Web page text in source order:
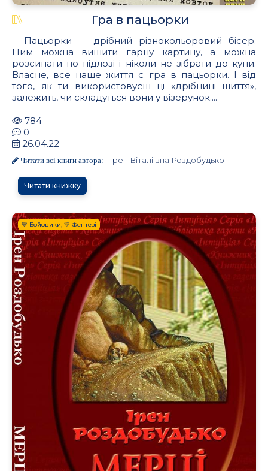
Гра в пацьорки
Пацьорки — дрібний різнокольоровий бісер.
Ним можна вишити гарну картину, а можна
розсипати по підлозі і ніколи не зібрати до купи.
Власне, все наше життя є гра в пацьорки. І від
того, як ти використовуєш ці «дрібниці шиття»,
залежить, чи складуться вони у візерунок....
784
0
26.04.22
Читати всі книги автора: Ірен Віталіївна Роздобудько
Читати книжку
💙 Бойовики, 💛 Фентезі